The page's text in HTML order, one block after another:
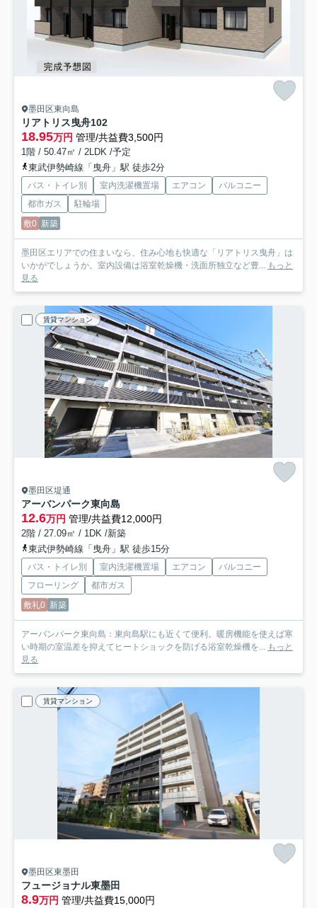
墨田区東向島
リアトリス曳舟102
18.95万円 管理/共益費3,500円
1階 / 50.47㎡ / 2LDK /予定
東武伊勢崎線「曳舟」駅 徒歩2分
バス・トイレ別 室内洗濯機置場 エアコン
バルコニー
都市ガス
駐輪場
敷0 新築
墨田区エリアでの住まいなら、住み心地も快適な「リアトリス曳舟」は
いかがでしょうか。室内設備は浴室乾燥機・洗面所独立など豊... もっと
見る
賃貸マンション
墨田区堤通
アーバンパーク東向島
12.6万円 管理/共益費12,000円
2階 / 27.09㎡ / 1DK /新築
東武伊勢崎線「曳舟」駅 徒歩15分
バス・トイレ別 室内洗濯機置場 エアコン
バルコニー
フローリング
都市ガス
敷礼0 新築
アーバンパーク東向島：東向島駅にも近くて便利。暖房機能を使えば寒
い時期の室温差を抑えてヒートショックを防げる浴室乾燥機を... もっと
見る
賃貸マンション
墨田区東墨田
フュージョナル東墨田
8.9万円 管理/共益費15,000円